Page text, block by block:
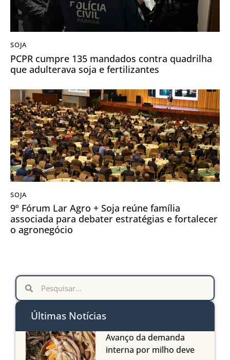
SOJA
PCPR cumpre 135 mandados contra quadrilha
que adulterava soja e fertilizantes
SOJA
9º Fórum Lar Agro + Soja reúne família
associada para debater estratégias e fortalecer
o agronegócio
Últimas Notícias
Avanço da demanda
interna por milho deve